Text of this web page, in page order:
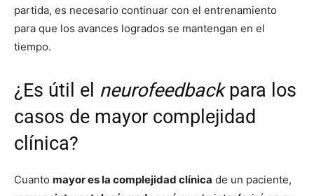
partida, es necesario continuar con el entrenamiento
para que los avances logrados se mantengan en el
tiempo.
¿Es útil el neurofeedbackpara los
casos de mayor complejidad
clínica?
Cuanto mayor es la complejidad clínica de un paciente,